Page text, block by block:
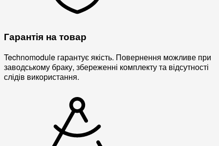
Гарантія на товар
Technomodule гарантує якість. Повернення можливе при
заводському браку, збереженні комплекту та відсутності
слідів використання.